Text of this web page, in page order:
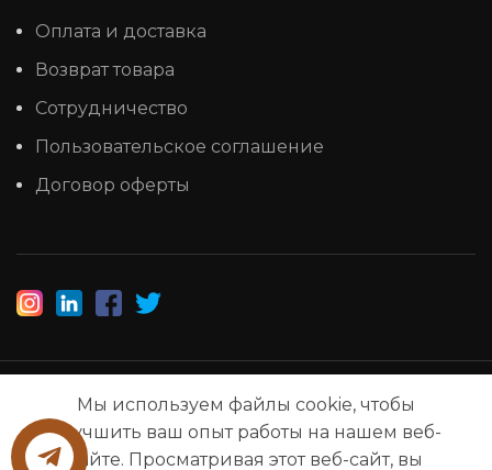
Оплата и доставка
Возврат товара
Сотрудничество
Пользовательское соглашение
Договор оферты
1993-2025 © НАШ ЛЕС
Мы используем файлы cookie, чтобы
улучшить ваш опыт работы на нашем веб-
сайте. Просматривая этот веб-сайт, вы